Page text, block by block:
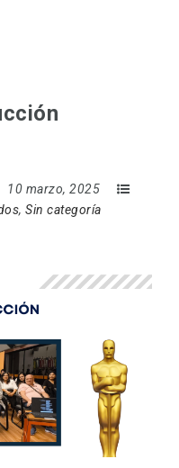
10 marzo, 2025
, Sin categoría